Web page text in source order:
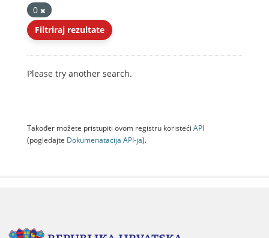
0
Filtriraj rezultate
Please try another search.
Također možete pristupiti ovom registru koristeći API
(pogledajte Dokumenаtаcijа API-jа).